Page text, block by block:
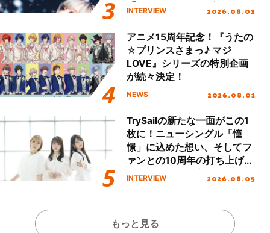
「Amore」インタビュー
INTERVIEW 2026.08.03
アニメ15周年記念！『うたの
☆プリンスさまっ♪ マジ
LOVE』シリーズの特別企画
が続々決定！
NEWS 2026.08.01
TrySailの新たな一面がこの1
枚に！ニューシングル「憧
憬」に込めた想い、そしてフ
ァンとの10周年の打ち上げラ
イブを終えた心境を聞いた。
INTERVIEW 2026.08.05
もっと見る